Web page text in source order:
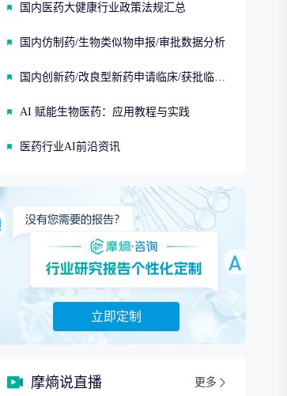
国内医药大健康行业政策法规汇总
国内仿制药/生物类似物申报/审批数据分析
国内创新药/改良型新药申请临床/获批临床/申请上市/获批上市数据分析
AI 赋能生物医药：应用教程与实践
医药行业AI前沿资讯
立即定制
摩熵说直播 更多